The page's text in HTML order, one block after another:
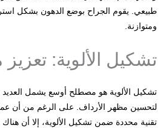
طبيعي. يقوم الجراح بوضع الدهون بشكل
ومتوازنة.
تشكيل الألوية: تعزيز
تشكيل الألوية هو مصطلح أوسع يشمل
تقنية محددة ضمن تشكيل الألوية، إلا أن